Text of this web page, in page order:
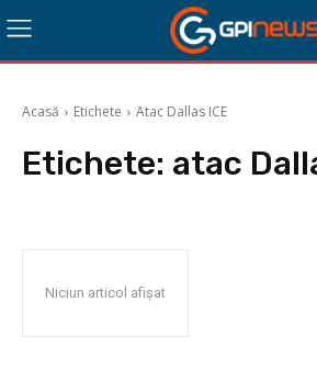
Acasă Etichete Atac Dallas ICE
Etichete: atac
Niciun articol afișat